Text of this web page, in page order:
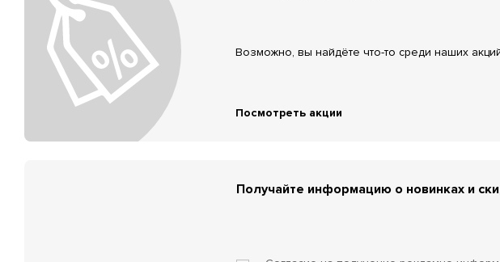
Возможно, вы найдёте что-то среди наших
Посмотреть акции
Получайте информацию о новинках и